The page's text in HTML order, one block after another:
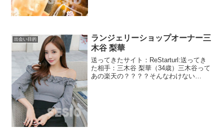
出会い目的
ランジェリーショップオーナー三
木谷 梨華
送ってきたサイト：ReStarturl:送ってき
た相手：三木谷 梨華（34歳）三木谷って
あの楽天の？？？？そんなわけない